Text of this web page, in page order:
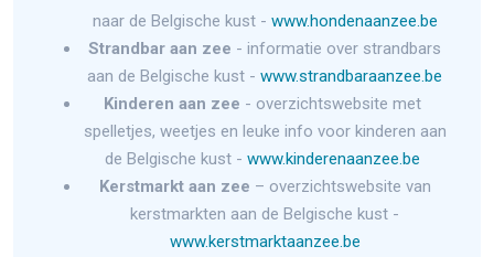
naar de Belgische kust - www.hondenaanzee.be
Strandbar aan zee - informatie over strandbars
aan de Belgische kust - www.strandbaraanzee.be
Kinderen aan zee - overzichtswebsite met
spelletjes, weetjes en leuke info voor kinderen aan
de Belgische kust - www.kinderenaanzee.be
Kerstmarkt aan zee – overzichtswebsite van
kerstmarkten aan de Belgische kust -
www.kerstmarktaanzee.be